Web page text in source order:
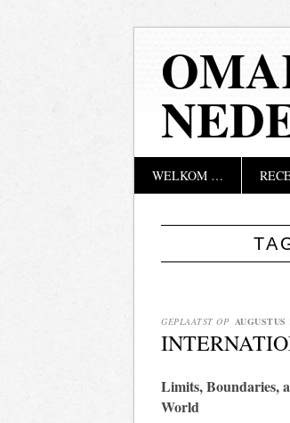
springen
WELKOM …
GEPLAATST OP AUGUSTUS
Limits, Boundaries,
World